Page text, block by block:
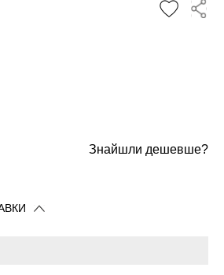
Знайшли дешевше?